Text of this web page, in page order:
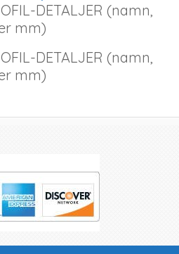
DETALJER (namn,
mm)
DETALJER (namn,
mm)